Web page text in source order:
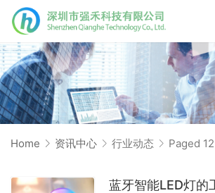
Home 资讯中心 行业动态 Paged 12
蓝牙智能LED灯的